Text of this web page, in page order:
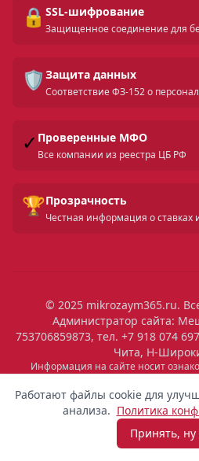
Взять
Работают файлы cookie для
анализа. Политика
Принять, ну
🔒 SSL-шифрование
Защищенное соединение для
🛡️ Защита данных
Соответствие ФЗ-152 о
✓ Проверенные МФО
Все компании из реестра ЦБ РФ
🏆Прозрачность
Честная информация о ставках
© 2025 mikrozaym365.ru.
Администратор сайта:
753706859873, тел. +7 918 074
Чита, Н-
Информация на сайте носит
является публичной офертой. Все
на сайтах МФО. Помните: займ —
необходимо исполнять.
и ухудшение кредитной истории.
микрофинансовыми организациями,